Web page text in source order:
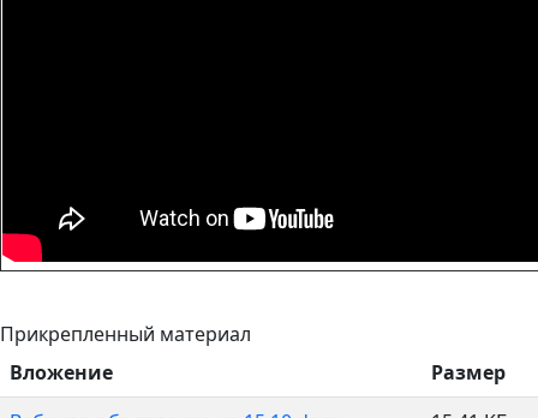
Прикрепленный материал
Вложение
Размер